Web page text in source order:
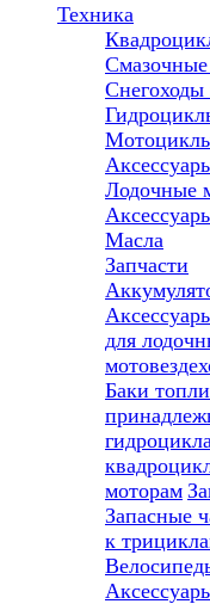
Техника
Лодочные
Масла
Запчасти
для
Баки
моторам
Запасные
к